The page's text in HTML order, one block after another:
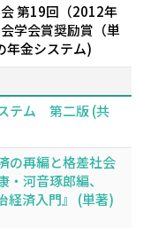
第19回（2012年
学会賞奨励賞（単
年金システム)
テム 第二版 (共
の再編と格差社会
河音琢郎編、
経済入門』 (単著)